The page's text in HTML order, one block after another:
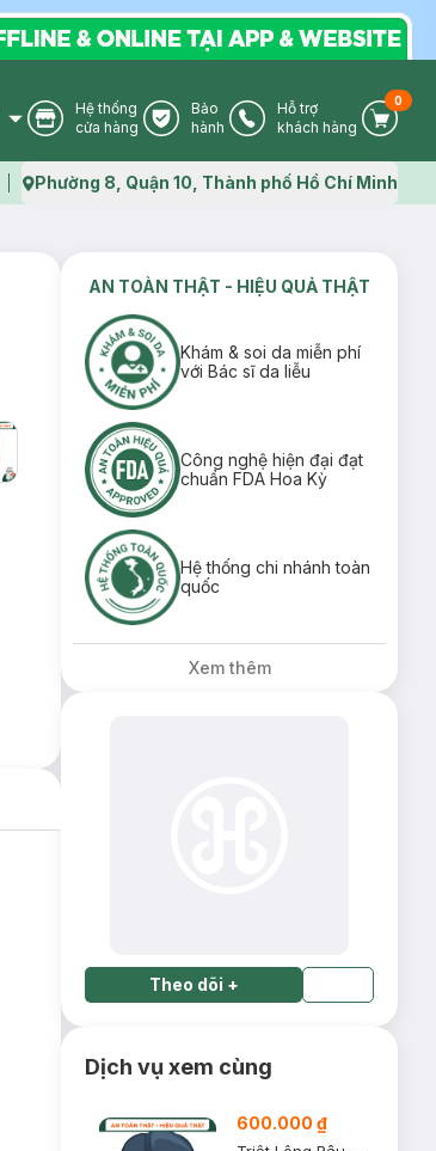
Store Icon
Hệ thống
cửa hàng
Warranty Icon
Bảo
hành
Phone Icon
Hỗ trợ
khách hàng
Cart
0
Map icon
Phường 8, Quận 10, Thành phố Hồ Chí Minh
AN TOÀN THẬT - HIỆU QUẢ THẬT
Khám & soi da miễn phí
với Bác sĩ da liễu
Công nghệ hiện đại đạt
chuẩn FDA Hoa Kỳ
Hệ thống chi nhánh toàn
quốc
Xem thêm
Theo dõi +
Dịch vụ xem cùng
600.000 ₫